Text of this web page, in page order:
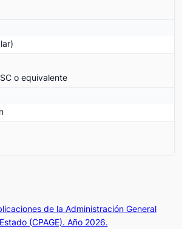
o equivalente
de la Administración General
(CPAGE). Año 2026.